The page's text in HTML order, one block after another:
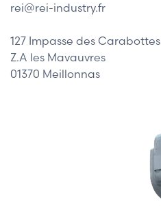
rei@rei-industry.fr
127 Impasse des Carabottes
Z.A les Mavauvres
01370 Meillonnas